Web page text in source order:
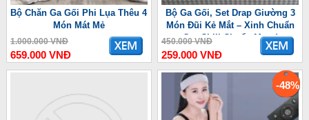
Bộ Chăn Ga Gối Phi Lụa Thêu 4
Món Mát Mẻ
1.000.000 VNĐ
659.000 VNĐ
Bộ Ga Gối, Set Drap Giường 3
Món Đũi Kẻ Mắt – Xinh Chuẩn
Gu, Chill Chuẩn Mood
450.000 VNĐ
259.000 VNĐ
-48%